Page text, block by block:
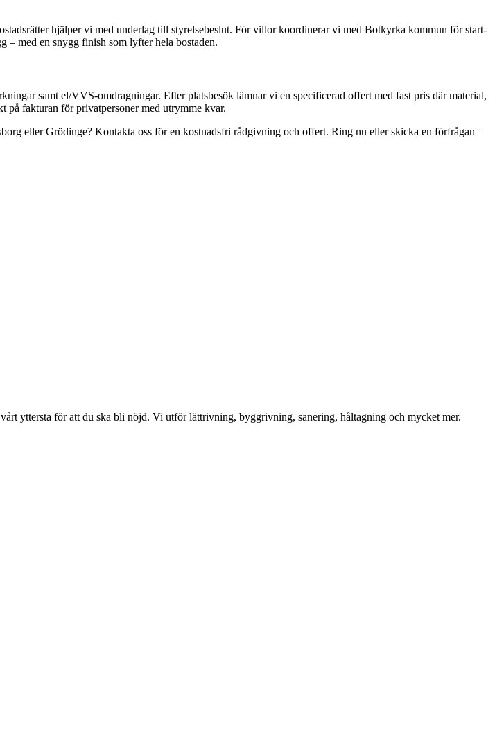
hjälper vi med underlag till styrelsebeslut. För villor koordinerar vi med Botkyrka kommun för start-
– med en snygg finish som lyfter hela bostaden.
samt el/VVS-omdragningar. Efter platsbesök lämnar vi en specificerad offert med fast pris där material,
på fakturan för privatpersoner med utrymme kvar.
eller Grödinge? Kontakta oss för en kostnadsfri rådgivning och offert. Ring nu eller skicka en förfrågan –
yttersta för att du ska bli nöjd. Vi utför lättrivning, byggrivning, sanering, håltagning och mycket mer.